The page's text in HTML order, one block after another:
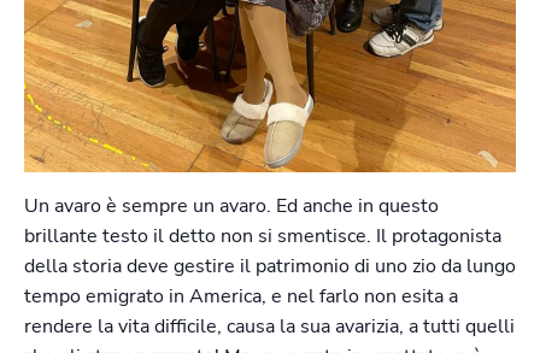
Un avaro è sempre un avaro. Ed anche in questo
brillante testo il detto non si smentisce. Il protagonista
della storia deve gestire il patrimonio di uno zio da lungo
tempo emigrato in America, e nel farlo non esita a
rendere la vita difficile, causa la sua avarizia, a tutti quelli